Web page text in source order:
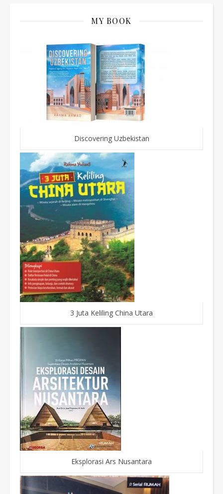
MY BOOK
Discovering Uzbekistan
3 Juta Keliling China Utara
Eksplorasi Ars Nusantara